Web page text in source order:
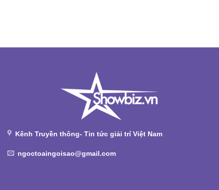
Kênh Truyền thông- Tin tức giải trí Việt Nam
ngoctoaingoisao@gmail.com